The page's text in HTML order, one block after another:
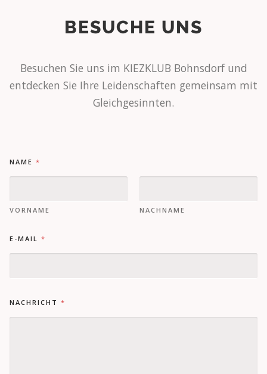
BESUCHE UNS
Besuchen Sie uns im KIEZKLUB Bohnsdorf und
entdecken Sie Ihre Leidenschaften gemeinsam mit
Gleichgesinnten.
NAME *
VORNAME NACHNAME
E-MAIL *
NACHRICHT *